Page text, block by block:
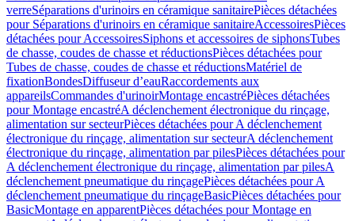
verreSéparations d'urinoirs en céramique sanitairePièces détachées
pour Séparations d'urinoirs en céramique sanitaireAccessoiresPièces
détachées pour AccessoiresSiphons et accessoires de siphonsTubes
de chasse, coudes de chasse et réductionsPièces détachées pour
Tubes de chasse, coudes de chasse et réductionsMatériel de
fixationBondesDiffuseur d’eauRaccordements aux
appareilsCommandes d'urinoirMontage encastréPièces détachées
pour Montage encastréA déclenchement électronique du rinçage,
alimentation sur secteurPièces détachées pour A déclenchement
électronique du rinçage, alimentation sur secteurA déclenchement
électronique du rinçage, alimentation par pilesPièces détachées pour
A déclenchement électronique du rinçage, alimentation par pilesA
déclenchement pneumatique du rinçagePièces détachées pour A
déclenchement pneumatique du rinçageBasicPièces détachées pour
BasicMontage en apparentPièces détachées pour Montage en